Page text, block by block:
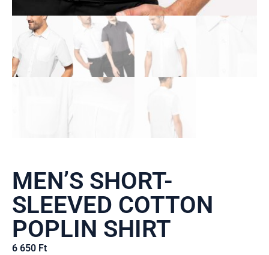
MEN’S SHORT-
SLEEVED COTTON
POPLIN SHIRT
6 650 Ft